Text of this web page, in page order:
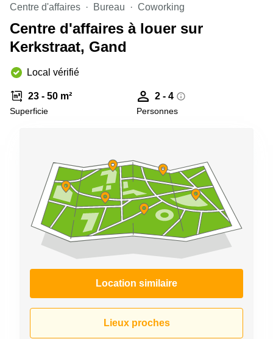
Centre d'affaires Bureau Coworking
Centre d'affaires à louer sur
Kerkstraat, Gand
Local vérifié
23 - 50 m²
Superficie
2 - 4
Personnes
Location similaire
Lieux proches